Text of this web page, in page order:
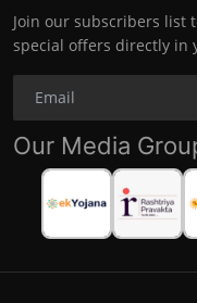
Join our subscribers list
special offers directly in
Our Media